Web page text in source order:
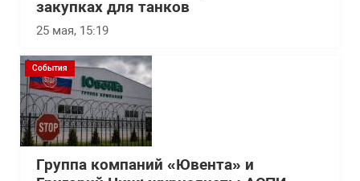
закупках для танков
25 мая, 15:19
События
Группа компаний «Ювента» и